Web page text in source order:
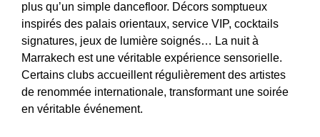
plus qu’un simple dancefloor. Décors somptueux
inspirés des palais orientaux, service VIP, cocktails
signatures, jeux de lumière soignés… La nuit à
Marrakech est une véritable expérience sensorielle.
Certains clubs accueillent régulièrement des artistes
de renommée internationale, transformant une soirée
en véritable événement.